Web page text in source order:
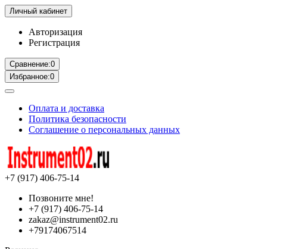
Личный кабинет
Авторизация
Регистрация
Сравнение:0
Избранное:0
Оплата и доставка
Политика безопасности
Соглашение о персональных данных
+7 (917) 406-75-14
Позвоните мне!
+7 (917) 406-75-14
zakaz@instrument02.ru
+79174067514